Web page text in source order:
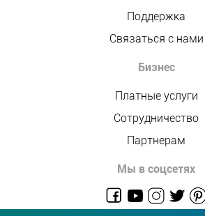
Поддержка
Связаться с нами
Бизнес
Платные услуги
Сотрудничество
Партнерам
Мы в соцсетях